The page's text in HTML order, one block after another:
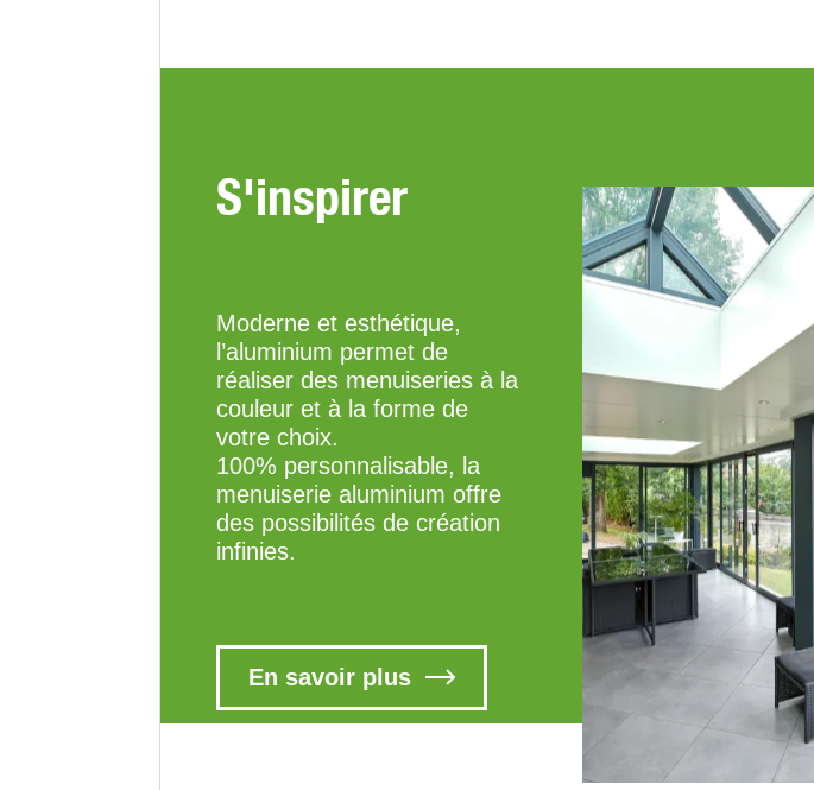
S'inspirer
Moderne et esthétique,
l’aluminium permet de
réaliser des menuiseries à la
couleur et à la forme de
votre choix.
100% personnalisable, la
menuiserie aluminium offre
des possibilités de création
infinies.
En savoir plus